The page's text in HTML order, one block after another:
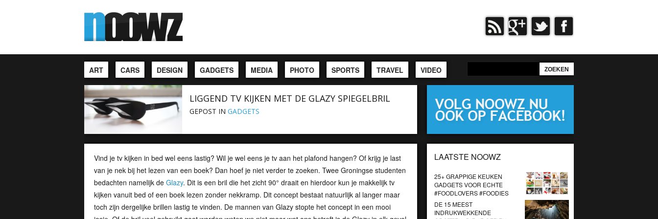
ART CARS DESIGN GADGETS MEDIA PHOTO SPORTS TRAVEL VIDEO
LIGGEND TV KIJKEN MET DE GLAZY SPIEGELBRIL
GEPOST IN GADGETS
Vind je tv kijken in bed wel eens lastig? Wil je wel eens je tv aan het plafond hangen? Of krijg je last
van je nek bij het lezen van een boek? Dan hoef je niet verder te zoeken. Twee Groningse studenten
bedachten namelijk de Glazy. Dit is een bril die het zicht 90° draait en hierdoor kun je makkelijk tv
kijken vanuit bed of een boek lezen zonder nekkramp. Dit concept bestaat natuurlijk al langer maar
toch zijn dergelijke brillen lastig te vinden. De mannen van Glazy stopte het concept in een mooi
LAATSTE NOOWZ
25+ GRAPPIGE KEUKEN
GADGETS VOOR ECHTE
#FOODLOVERS #FOODIES
DE 15 MEEST
INDRUKWEKKENDE